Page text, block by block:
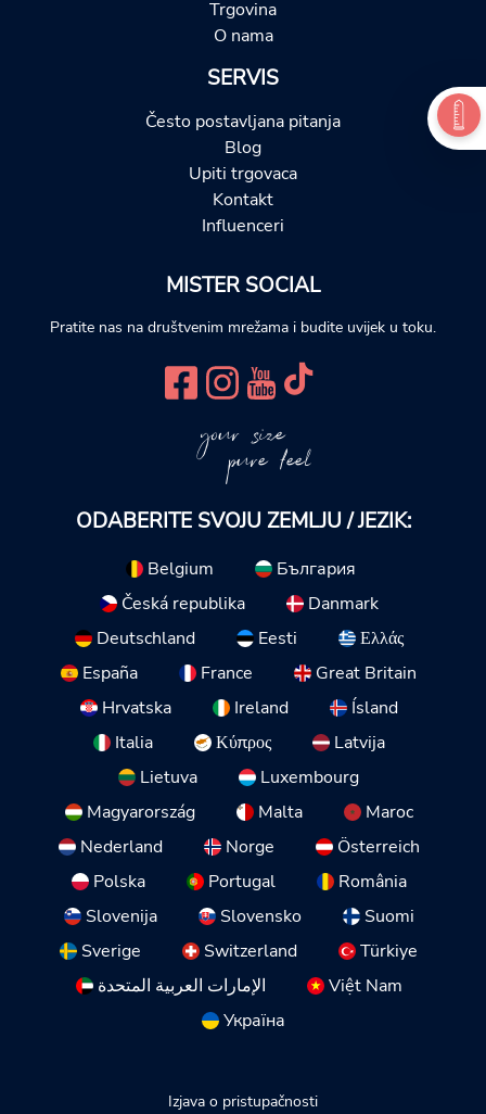
Trgovina
O nama
SERVIS
Često postavljana pitanja
Blog
Upiti trgovaca
Kontakt
Influenceri
MISTER SOCIAL
Pratite nas na društvenim mrežama i budite uvijek u toku.
your size
pure feel
ODABERITE SVOJU ZEMLJU / JEZIK:
Belgium
България
Česká republika
Danmark
Deutschland
Eesti
Ελλάς
España
France
Great Britain
Hrvatska
Ireland
Ísland
Italia
Κύπρος
Latvija
Lietuva
Luxembourg
Magyarország
Malta
Maroc
Nederland
Norge
Österreich
Polska
Portugal
România
Slovenija
Slovensko
Suomi
Sverige
Switzerland
Türkiye
الإمارات العربية المتحدة
Việt Nam
Україна
Izjava o pristupačnosti